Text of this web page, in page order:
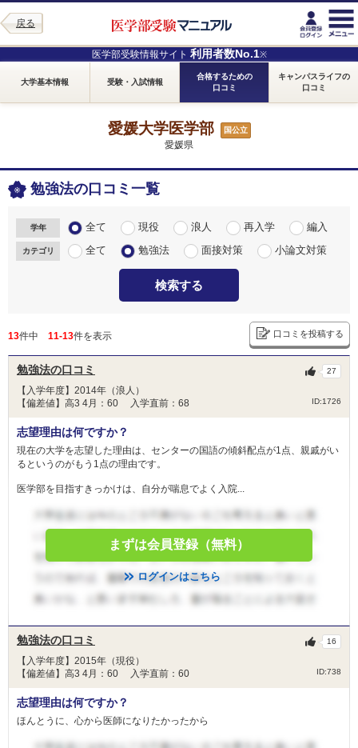
戻る
医学部受験情報サイト 利用者数No.1※
大学基本情報 受験・入試情報
合格するための
口コミ
キャンパスライフの
口コミ
愛媛大学医学部 国公立
愛媛県
勉強法の口コミ一覧
学年 全て 現役 浪人 再入学 編入
カテゴリ 全て 勉強法 面接対策 小論文対策
検索する
13件中 11-13件を表示 口コミを投稿する
勉強法の口コミ
【入学年度】2014年（浪人）
【偏差値】高3 4月：60 入学直前：68
ID:1726
27
志望理由は何ですか？
現在の大学を志望した理由は、センターの国語の傾斜配点が1点、親戚がい
るというのがもう1点の理由です。
医学部を目指すきっかけは、自分が喘息でよく入院...
まずは会員登録（無料）
ログインはこちら
勉強法の口コミ
【入学年度】2015年（現役）
【偏差値】高3 4月：60 入学直前：60
ID:738
16
志望理由は何ですか？
ほんとうに、心から医師になりたかったから